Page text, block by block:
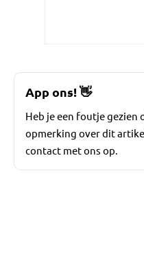
App ons!👋
Heb je een foutje gezien
opmerking over dit
contact met ons op.